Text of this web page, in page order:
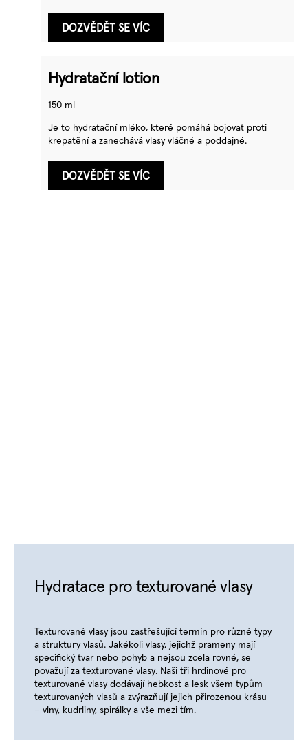
DOZVĚDĚT SE VÍC
Hydratační lotion
150 ml
Je to hydratační mléko, které pomáhá bojovat proti
krepatění a zanechává vlasy vláčné a poddajné.
DOZVĚDĚT SE VÍC
Hydratace pro texturované vlasy
Texturované vlasy jsou zastřešující termín pro různé typy
a struktury vlasů. Jakékoli vlasy, jejichž prameny mají
specifický tvar nebo pohyb a nejsou zcela rovné, se
považují za texturované vlasy. Naši tři hrdinové pro
texturované vlasy dodávají hebkost a lesk všem typům
texturovaných vlasů a zvýrazňují jejich přirozenou krásu
– vlny, kudrliny, spirálky a vše mezi tím.